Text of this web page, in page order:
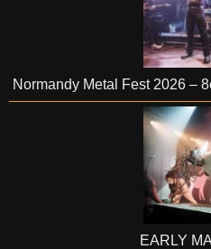
Normandy Metal Fest 2026 –
EARLY